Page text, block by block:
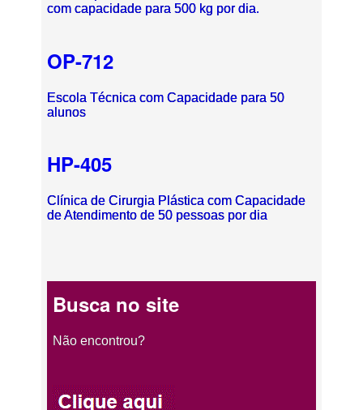
com capacidade para 500 kg por dia.
OP-712
Escola Técnica com Capacidade para 50
alunos
HP-405
Clínica de Cirurgia Plástica com Capacidade
de Atendimento de 50 pessoas por dia
Busca no site
Não encontrou?